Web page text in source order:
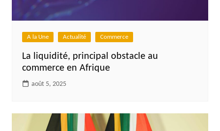
A la Une Actualité Commerce
La liquidité, principal obstacle au
commerce en Afrique
août 5, 2025